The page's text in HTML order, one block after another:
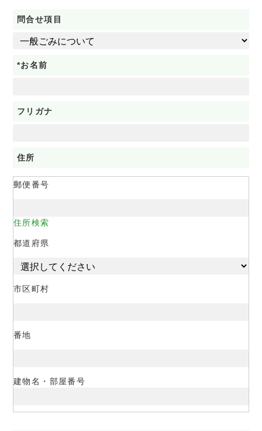
問合せ項目
*お名前
フリガナ
住所
郵便番号
住所検索
都道府県
市区町村
番地
建物名・部屋番号